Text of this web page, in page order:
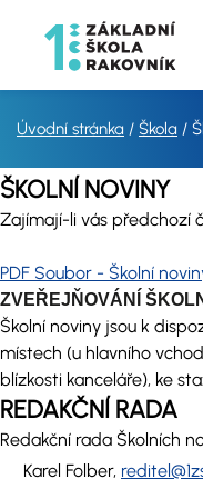
Úvodní stránka Škola
ŠKOLNÍ NOVINY
Zajímají-li vás předchozí
PDF Soubor - Školní
ZVEŘEJŇOVÁNÍ
Školní noviny jsou k
místech (u hlavního
blízkosti kanceláře), ke
REDAKČNÍ RADA
Redakční rada Školních
Karel Folber,